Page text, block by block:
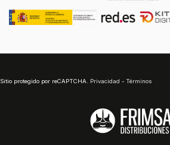
Sitio protegido por reCAPTCHA. Privacidad - Términos